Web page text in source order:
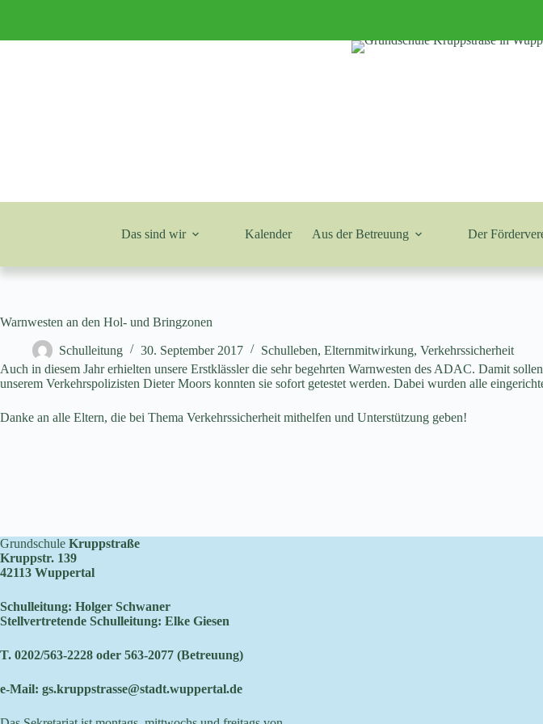
Das sind wir Kalender Aus der Betreuung Der
Warnwesten an den Hol- und Bringzonen
Schulleitung 30. September 2017 Schulleben, Elternmitwirkung, Verkehrssicherheit
Auch in diesem Jahr erhielten unsere Erstklässler die sehr begehrten Warnwesten des ADAC. Damit
unserem Verkehrspolizisten Dieter Moors konnten sie sofort getestet werden. Dabei wurden alle
Danke an alle Eltern, die bei Thema Verkehrssicherheit mithelfen und Unterstützung geben!
Grundschule Kruppstraße
Kruppstr. 139
42113 Wuppertal
Schulleitung: Holger Schwaner
Stellvertretende Schulleitung: Elke Giesen
T. 0202/563-2228 oder 563-2077 (Betreuung)
e-Mail: gs.kruppstrasse@stadt.wuppertal.de